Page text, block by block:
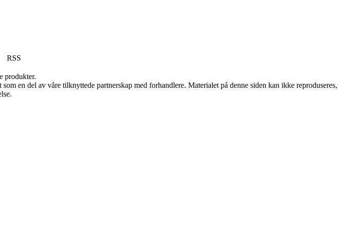
RSS
produkter.
en del av våre tilknyttede partnerskap med forhandlere. Materialet på denne siden kan ikke reproduseres,